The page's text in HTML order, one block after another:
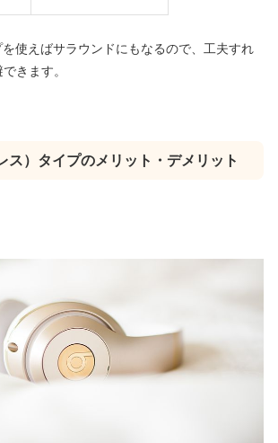
使えばサラウンドにもなるので、工夫すれ
きます。
ス）タイプのメリット・デメリット